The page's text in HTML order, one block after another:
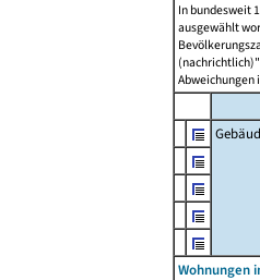
In bundesweit
ausgewählt
Abweichungen
Wohnungen